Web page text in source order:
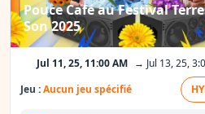
Pouce Café au Festival
Son 2025
Jul 11, 25, 11:00 AM → Jul 13, 25,
Jeu :Aucun jeu spécifié